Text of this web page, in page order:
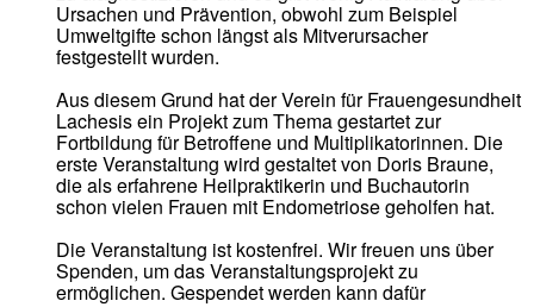
Ursachen und Prävention, obwohl zum Beispiel
Umweltgifte schon längst als Mitverursacher
festgestellt wurden.
Aus diesem Grund hat der Verein für Frauengesundheit
Lachesis ein Projekt zum Thema gestartet zur
Fortbildung für Betroffene und Multiplikatorinnen. Die
erste Veranstaltung wird gestaltet von Doris Braune,
die als erfahrene Heilpraktikerin und Buchautorin
schon vielen Frauen mit Endometriose geholfen hat.
Die Veranstaltung ist kostenfrei. Wir freuen uns über
Spenden, um das Veranstaltungsprojekt zu
ermöglichen. Gespendet werden kann dafür